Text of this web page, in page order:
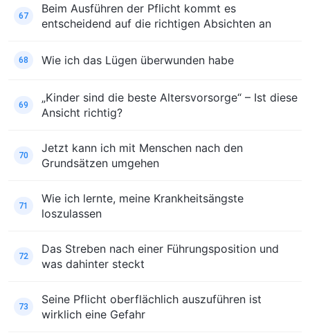
67
Beim Ausführen der Pflicht kommt es
entscheidend auf die richtigen Absichten an
68 Wie ich das Lügen überwunden habe
69
„Kinder sind die beste Altersvorsorge“ – Ist diese
Ansicht richtig?
70
Jetzt kann ich mit Menschen nach den
Grundsätzen umgehen
71
Wie ich lernte, meine Krankheitsängste
loszulassen
72
Das Streben nach einer Führungsposition und
was dahinter steckt
73
Seine Pflicht oberflächlich auszuführen ist
wirklich eine Gefahr